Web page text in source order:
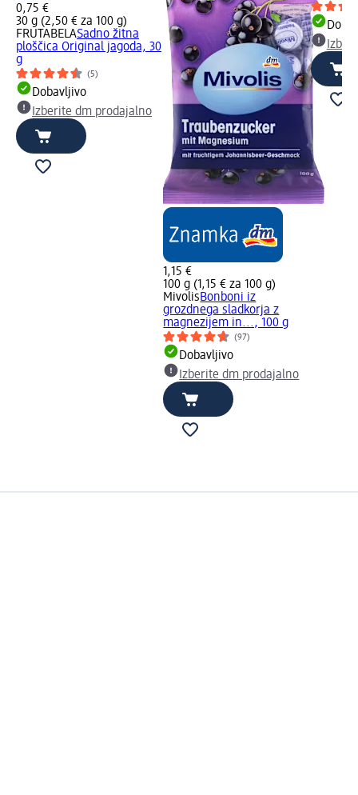
0,75 €
30 g (2,50 € za 100 g)
FRUTABELASadno žitna
ploščica Original jagoda, 30
g
(5)
Dobavljivo
Izberite dm prodajalno
1,15 €
100 g (1,15 € za 100 g)
MivolisBonboni iz
grozdnega sladkorja z
magnezijem in..., 100 g
(97)
Dobavljivo
Izberite dm prodajalno